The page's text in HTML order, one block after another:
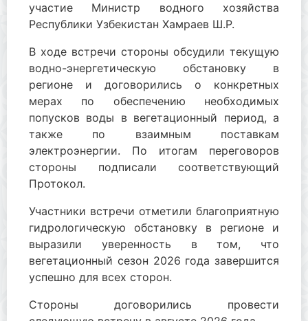
участие Министр водного хозяйства
Республики Узбекистан Хамраев Ш.Р.
В ходе встречи стороны обсудили текущую
водно-энергетическую обстановку в
регионе и договорились о конкретных
мерах по обеспечению необходимых
попусков воды в вегетационный период, а
также по взаимным поставкам
электроэнергии. По итогам переговоров
стороны подписали соответствующий
Протокол.
Участники встречи отметили благоприятную
гидрологическую обстановку в регионе и
выразили уверенность в том, что
вегетационный сезон 2026 года завершится
успешно для всех сторон.
Стороны договорились провести